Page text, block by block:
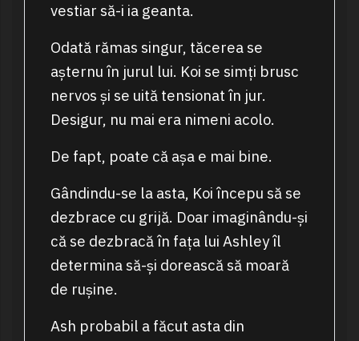
vestiar să-i ia geanta.
Odată rămas singur, tăcerea se
așternu în jurul lui. Koi se simți brusc
nervos și se uită tensionat în jur.
Desigur, nu mai era nimeni acolo.
De fapt, poate că așa e mai bine.
Gândindu-se la asta, Koi începu să se
dezbrace cu grijă. Doar imaginându-și
că se dezbracă în fața lui Ashley îl
determina să-și dorească să moară
de rușine.
Ash probabil a făcut asta din